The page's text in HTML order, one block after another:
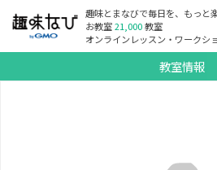
趣味とまなびで毎日を、もっと
お教室21,000教室
オンラインレッスン・ワークシ
教室情報